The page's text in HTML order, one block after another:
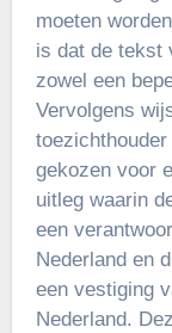
moeten
is dat de tekst
zowel een
Vervolgens
gekozen voor
uitleg waarin
een
Nederland en
een vestiging
Nederland.